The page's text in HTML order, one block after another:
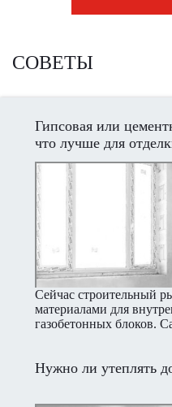
СОВЕТЫ
Гипсовая или
что лучше для
Сейчас строительный
материалами для
газобетонных блоков.
и недостатки обеих.
Нужно ли утеплять